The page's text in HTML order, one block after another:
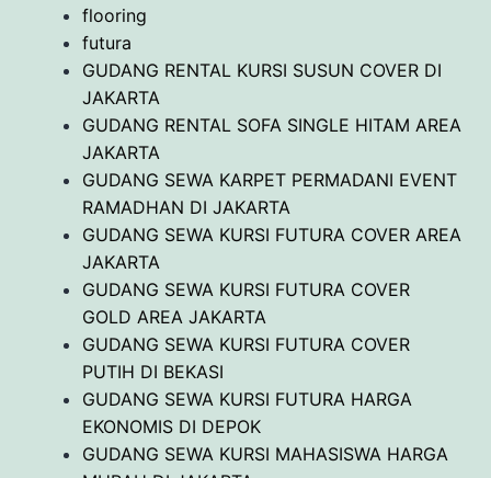
flooring
futura
GUDANG RENTAL KURSI SUSUN COVER DI
JAKARTA
GUDANG RENTAL SOFA SINGLE HITAM AREA
JAKARTA
GUDANG SEWA KARPET PERMADANI EVENT
RAMADHAN DI JAKARTA
GUDANG SEWA KURSI FUTURA COVER AREA
JAKARTA
GUDANG SEWA KURSI FUTURA COVER
GOLD AREA JAKARTA
GUDANG SEWA KURSI FUTURA COVER
PUTIH DI BEKASI
GUDANG SEWA KURSI FUTURA HARGA
EKONOMIS DI DEPOK
GUDANG SEWA KURSI MAHASISWA HARGA